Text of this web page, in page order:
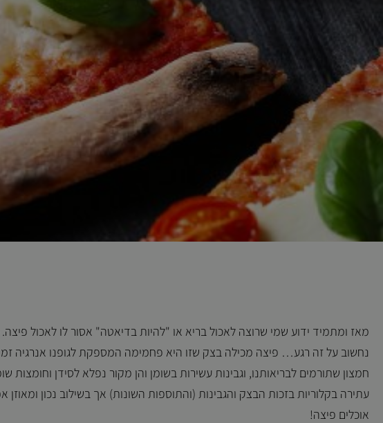
מאז ומתמיד ידוע שמי שרוצה לאכול בריא או "להיות בדיאטה" אסור לו לאכול
נחשוב על זה רגע… פיצה מכילה בצק שזו היא פחמימה המספקת לגופנו אנרגיה
חמצון שתורמים לבריאותנו, וגבינות עשירות בשומן והן מקור נפלא לסידן וחומצות
עתירה בקלוריות בזכות הבצק והגבינות (והתוספות השונות) אך בשילוב נכון
אוכלים פיצה!